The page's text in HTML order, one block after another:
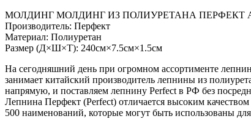
МОЛДИНГ МОЛДИНГ ИЗ ПОЛИУРЕТАНА ПЕРФЕКТ
Производитель: Перфект
Материал: Полиуретан
Размер (Д×Ш×Т): 240см×7.5см×1.5см
На сегодняшний день при огромном ассортименте
занимает китайский производитель лепнины из
напрямую, и поставляем лепнину Perfect в РФ без
Лепнина Перфект (Perfect) отличается высоким
500 наименований, которые могут быть использованы